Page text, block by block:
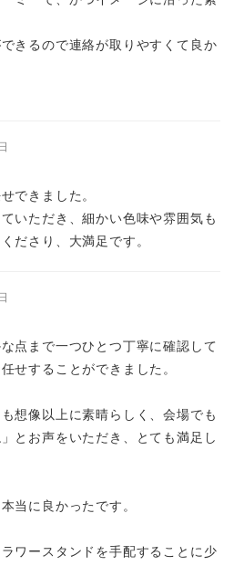
きるので連絡が取りやすくて良か
できました。
いただき、細かい色味や雰囲気も
ださり、大満足です。
点まで一つひとつ丁寧に確認して
せすることができました。
想像以上に素晴らしく、会場でも
とお声をいただき、とても満足し
当に良かったです。
ワースタンドを手配することに少